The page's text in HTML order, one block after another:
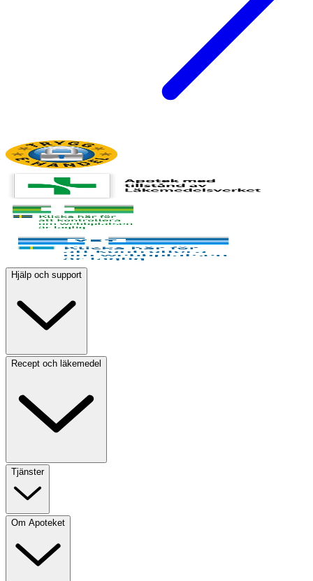
Hjälp och support
Recept och läkemedel
Tjänster
Om Apoteket